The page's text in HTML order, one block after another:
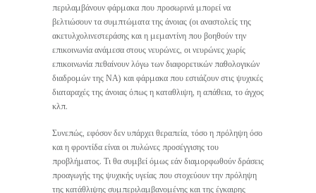
περιλαμβάνουν φάρμακα που προσωρινά μπορεί να
βελτιώσουν τα συμπτώματα της άνοιας (οι αναστολείς της
ακετυλχολινεστεράσης και η μεμαντίνη που βοηθούν την
επικοινωνία ανάμεσα στους νευρώνες, οι νευρώνες χωρίς
επικοινωνία πεθαίνουν λόγω των διαφορετικών παθολογικών
διαδρομών της ΝΑ) και φάρμακα που εστιάζουν στις ψυχικές
διαταραχές της άνοιας όπως η καταθλιψη, η απάθεια, το άγχος
κλπ.
Συνεπώς, εφόσον δεν υπάρχει θεραπεία, τόσο η πρόληψη όσο
και η φροντίδα είναι οι πυλώνες προσέγγισης του
προβλήματος. Τι θα συμβεί όμως εάν διαμορφωθούν δράσεις
προαγωγής της ψυχικής υγείας που στοχεύουν την πρόληψη
της κατάθλιψης συμπεριλαμβανομένης και της έγκαιρης